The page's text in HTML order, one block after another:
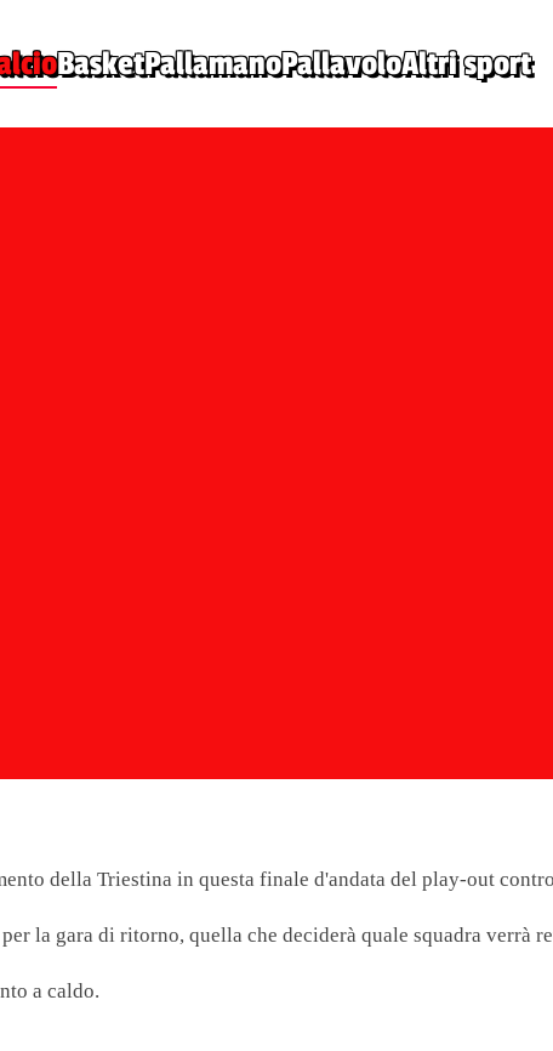
BasketPallamanoPallavoloAltri sport
della Triestina in questa finale d'andata del play-out
la gara di ritorno, quella che deciderà quale squadra verrà
a caldo.